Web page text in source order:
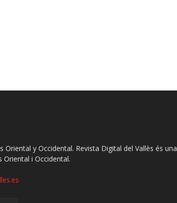
y Occidental. Revista Digital del Vallès és una
Oriental i Occidental.